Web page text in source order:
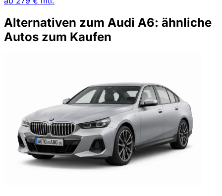
Alternativen zum Audi A6: ähnliche
Autos zum Kaufen